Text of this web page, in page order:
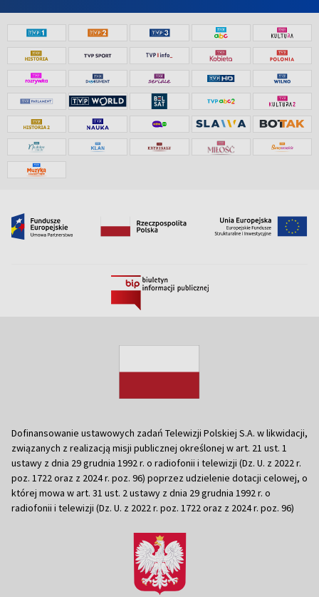
Dofinansowanie ustawowych zadań Telewizji Polskiej S.A. w likwidacji,
związanych z realizacją misji publicznej określonej w art. 21 ust. 1
ustawy z dnia 29 grudnia 1992 r. o radiofonii i telewizji (Dz. U. z 2022 r.
poz. 1722 oraz z 2024 r. poz. 96) poprzez udzielenie dotacji celowej, o
której mowa w art. 31 ust. 2 ustawy z dnia 29 grudnia 1992 r. o
radiofonii i telewizji (Dz. U. z 2022 r. poz. 1722 oraz z 2024 r. poz. 96)